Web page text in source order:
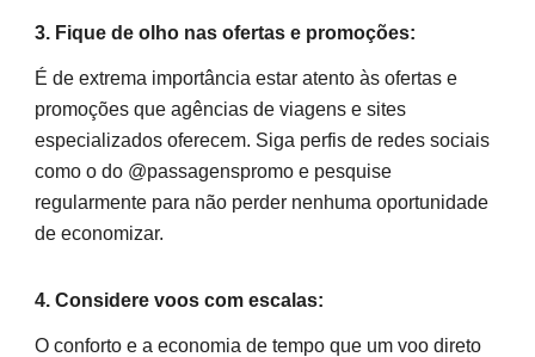
3. Fique de olho nas ofertas e promoções:
É de extrema importância estar atento às ofertas e
promoções que agências de viagens e sites
especializados oferecem. Siga perfis de redes sociais
como o do @passagenspromo e pesquise
regularmente para não perder nenhuma oportunidade
de economizar.
4. Considere voos com escalas:
O conforto e a economia de tempo que um voo direto